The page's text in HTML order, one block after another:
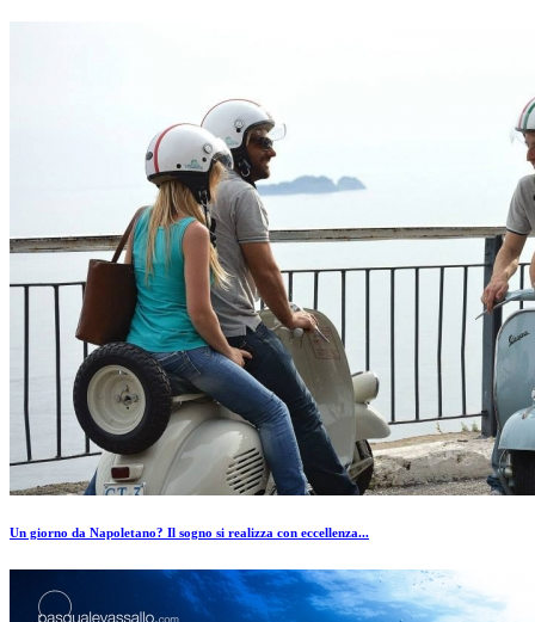
Un giorno da Napoletano? Il sogno si realizza con eccellenza...